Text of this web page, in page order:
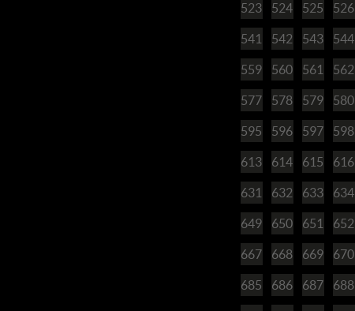
523 524 525 526
541 542 543 544
559 560 561 562
577 578 579 580
595 596 597 598
613 614 615 616
631 632 633 634
649 650 651 652
667 668 669 670
685 686 687 688